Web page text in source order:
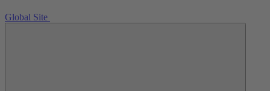
Global Site